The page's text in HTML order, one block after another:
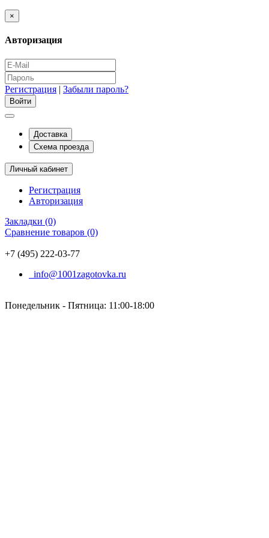
×
Авторизация
Регистрация | Забыли пароль?
Доставка
Схема проезда
Личный кабинет
Регистрация
Авторизация
Закладки (0)
Сравнение товаров (0)
+7 (495) 222-03-77
info@1001zagotovka.ru
Понедельник - Пятница: 11:00-18:00